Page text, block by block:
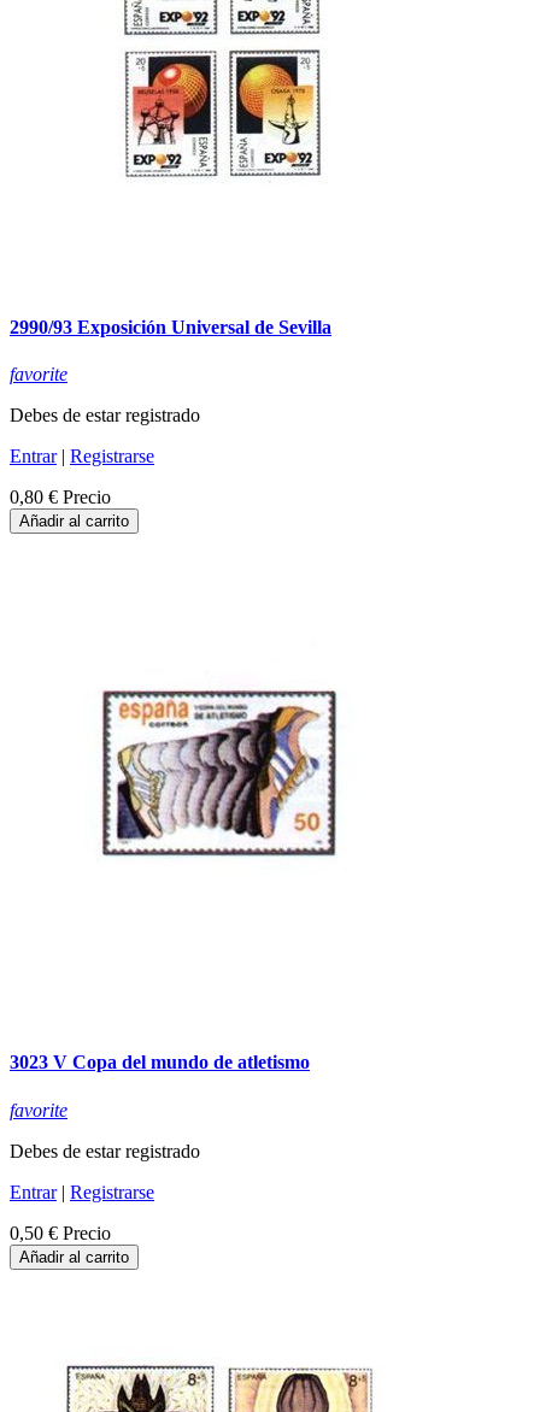
2990/93 Exposición Universal de Sevilla
favorite
Debes de estar registrado
Entrar| Registrarse
0,80 € Precio
Añadir al carrito
3023 V Copa del mundo de atletismo
favorite
Debes de estar registrado
Entrar| Registrarse
0,50 € Precio
Añadir al carrito